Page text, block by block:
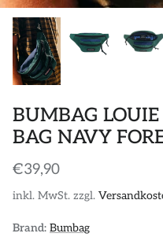
BUMBAG
BAG NAVY
€39,90
inkl. MwSt. zzgl.
Brand: Bumbag